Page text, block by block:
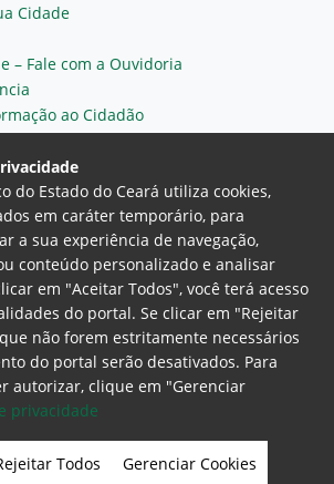
Cidade
– Fale com a Ouvidoria
ao Cidadão
Ministério Público do Estado do Ceará
Procuradoria Geral de Justiça Av. Gen. Afonso
Albuquerque Lima, 130 - Cambeba - CEP:
60.822-325 - Fortaleza, Ceará. Brasil
Intranet Webmail Office 365
do Estado do Ceará utiliza cookies,
em caráter temporário, para
a sua experiência de navegação,
conteúdo personalizado e analisar
em "Aceitar Todos", você terá acesso
do portal. Se clicar em "Rejeitar
não forem estritamente necessários
do portal serão desativados. Para
autorizar, clique em "Gerenciar
privacidade
Todos Gerenciar Cookies